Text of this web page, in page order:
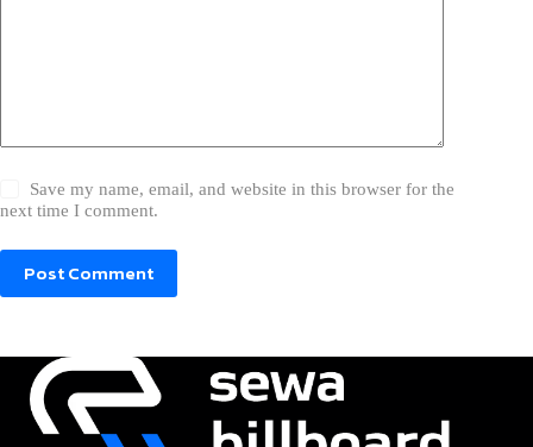
Save my name, email, and website in this browser for the
next time I comment.
Post Comment